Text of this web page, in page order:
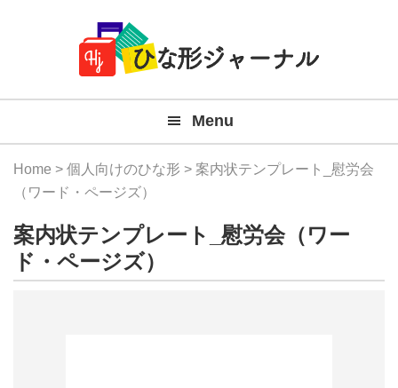
Navigation
料
テ
プ
ー
Menu
Home > 個人向けのひな形 > 案内状テンプレート_慰労会
（ワード・ページズ）
案内状テンプレート_慰労会（ワー
ド・ページズ）